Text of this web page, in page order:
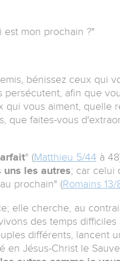
mon prochain ?"
bénissez ceux qui
afin que
qui vous aiment, quelle
que faites-vous
" (Matthieu 5/44 à
uns les autres; car celui
prochain" (Romains 13/
elle cherche, au
des temps
différents, lancent
en Jésus-Christ le